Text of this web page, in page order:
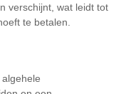
verschijnt, wat leidt tot
te betalen.